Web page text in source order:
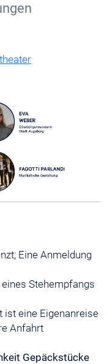
Eine Anmeldung
Stehempfangs
ist eine Eigenanreise
Anfahrt
Gepäckstücke